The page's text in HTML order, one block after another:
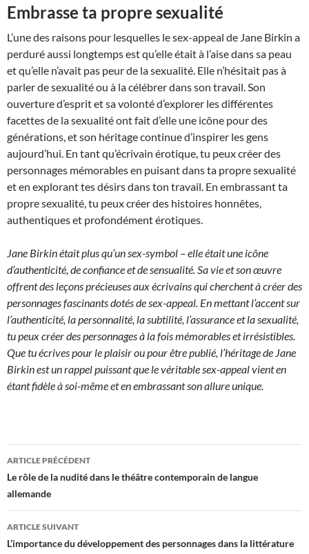
Embrasse ta propre sexualité
L’une des raisons pour lesquelles le sex-appeal de Jane Birkin a
perduré aussi longtemps est qu’elle était à l’aise dans sa peau
et qu’elle n’avait pas peur de la sexualité. Elle n’hésitait pas à
parler de sexualité ou à la célébrer dans son travail. Son
ouverture d’esprit et sa volonté d’explorer les différentes
facettes de la sexualité ont fait d’elle une icône pour des
générations, et son héritage continue d’inspirer les gens
aujourd’hui. En tant qu’écrivain érotique, tu peux créer des
personnages mémorables en puisant dans ta propre sexualité
et en explorant tes désirs dans ton travail. En embrassant ta
propre sexualité, tu peux créer des histoires honnêtes,
authentiques et profondément érotiques.
Jane Birkin était plus qu’un sex-symbol – elle était une icône
d’authenticité, de confiance et de sensualité. Sa vie et son œuvre
offrent des leçons précieuses aux écrivains qui cherchent à créer des
personnages fascinants dotés de sex-appeal. En mettant l’accent sur
l’authenticité, la personnalité, la subtilité, l’assurance et la sexualité,
tu peux créer des personnages à la fois mémorables et irrésistibles.
Que tu écrives pour le plaisir ou pour être publié, l’héritage de Jane
Birkin est un rappel puissant que le véritable sex-appeal vient en
étant fidèle à soi-même et en embrassant son allure unique.
Navigation
des
articles
ARTICLE PRÉCÉDENT
Le rôle de la nudité dans le théâtre contemporain de langue
allemande
ARTICLE SUIVANT
L’importance du développement des personnages dans la littérature